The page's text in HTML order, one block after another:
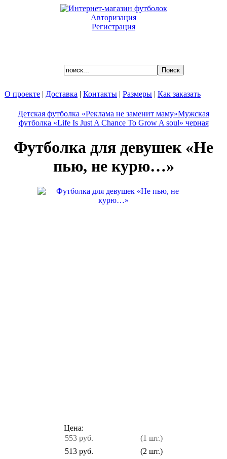
Авторизация
Регистрация
О проекте | Доставка | Контакты | Размеры | Как заказать
Детская футболка «Реклама не заменит маму»Мужская
футболка «Life Is Just A Chance To Grow A soul» черная
Футболка для девушек «Не
пью, не курю…»
Цена:
553 руб.
(1 шт.)
513 руб.
(2 шт.)